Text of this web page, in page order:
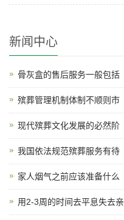
新闻中心
骨灰盒的售后服务一般包括
殡葬管理机制体制不顺则市
现代殡葬文化发展的必然阶
我国依法规范殡葬服务有待
家人烟气之前应该准备什么
用2-3周的时间去平息失去亲